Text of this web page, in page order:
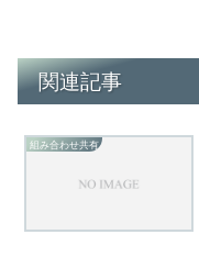
関連記事
組み合わせ共有